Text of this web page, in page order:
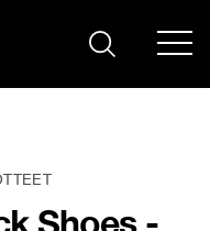
Shoes -